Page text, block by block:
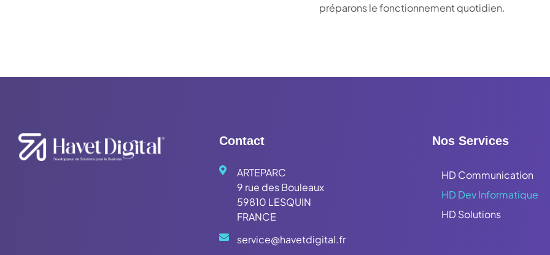
préparons le fonctionnement quotidien.
Contact
ARTEPARC
9 rue des Bouleaux
59810 LESQUIN
FRANCE
service@havetdigital.fr
Nos Services
HD Communication
HD Dev Informatique
HD Solutions